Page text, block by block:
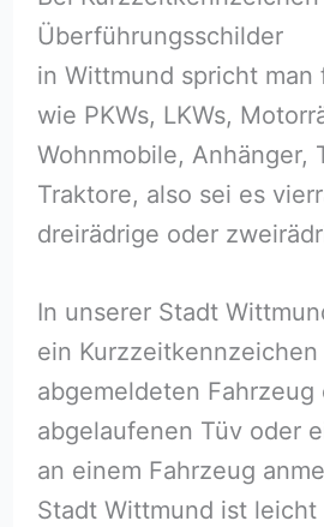
Überführungsschilder
in Wittmund spricht man
wie PKWs, LKWs,
Wohnmobile, Anhänger,
Traktore, also sei es
dreirädrige oder
In unserer Stadt
ein
abgemeldeten Fahrzeug
abgelaufenen Tüv oder
an einem Fahrzeug
Stadt Wittmund ist